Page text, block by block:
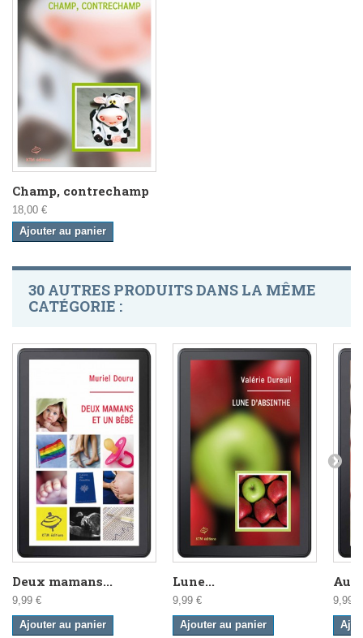
Champ, contrechamp
18,00 €
Ajouter au panier
30 AUTRES PRODUITS DANS LA MÊME
CATÉGORIE :
Deux mamans...
9,99 €
Ajouter au panier
Lune...
9,99 €
Ajouter au panier
Au
9,99 €